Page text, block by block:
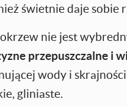
świetnie daje sobie
nie jest
przepuszczalne i
wody i
gliniaste.